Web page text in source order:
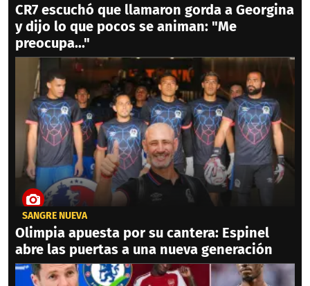
CR7 escuchó que llamaron gorda a Georgina
y dijo lo que pocos se animan: "Me
preocupa..."
SANGRE NUEVA
Olimpia apuesta por su cantera: Espinel
abre las puertas a una nueva generación